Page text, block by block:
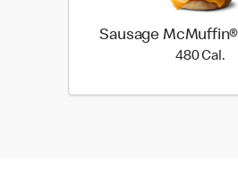
Sausage
480 Cal.